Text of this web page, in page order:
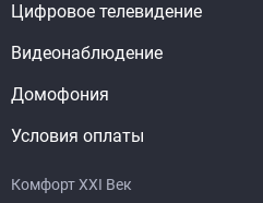
Цифровое телевидение
Видеонаблюдение
Домофония
Условия оплаты
Комфорт XXI Век